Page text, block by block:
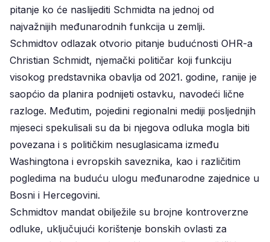
pitanje ko će naslijediti Schmidta na jednoj od
najvažnijih međunarodnih funkcija u zemlji.
Schmidtov odlazak otvorio pitanje budućnosti OHR-a
Christian Schmidt, njemački političar koji funkciju
visokog predstavnika obavlja od 2021. godine, ranije je
saopćio da planira podnijeti ostavku, navodeći lične
razloge. Međutim, pojedini regionalni mediji posljednjih
mjeseci spekulisali su da bi njegova odluka mogla biti
povezana i s političkim nesuglasicama između
Washingtona i evropskih saveznika, kao i različitim
pogledima na buduću ulogu međunarodne zajednice u
Bosni i Hercegovini.
Schmidtov mandat obilježile su brojne kontroverzne
odluke, uključujući korištenje bonskih ovlasti za